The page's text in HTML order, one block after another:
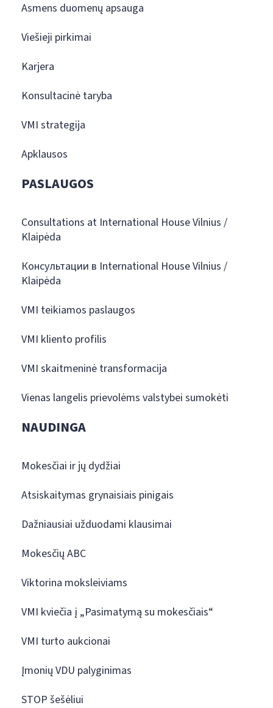
Asmens duomenų apsauga
Viešieji pirkimai
Karjera
Konsultacinė taryba
VMI strategija
Apklausos
PASLAUGOS
Consultations at International House Vilnius /
Klaipėda
Консультации в International House Vilnius /
Klaipėda
VMI teikiamos paslaugos
VMI kliento profilis
VMI skaitmeninė transformacija
Vienas langelis prievolėms valstybei sumokėti
NAUDINGA
Mokesčiai ir jų dydžiai
Atsiskaitymas grynaisiais pinigais
Dažniausiai užduodami klausimai
Mokesčių ABC
Viktorina moksleiviams
VMI kviečia į „Pasimatymą su mokesčiais“
VMI turto aukcionai
Įmonių VDU palyginimas
STOP šešėliui